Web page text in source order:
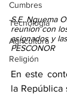
Cumbres
Tecnología
Agricultura
Religión
S.E. Nguema
reunion con
asignados y
PESCONOR
En este
la República